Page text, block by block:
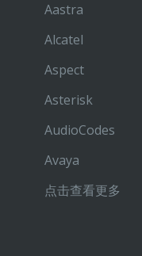
Aastra
Alcatel
Aspect
Asterisk
AudioCodes
Avaya
点击查看更多